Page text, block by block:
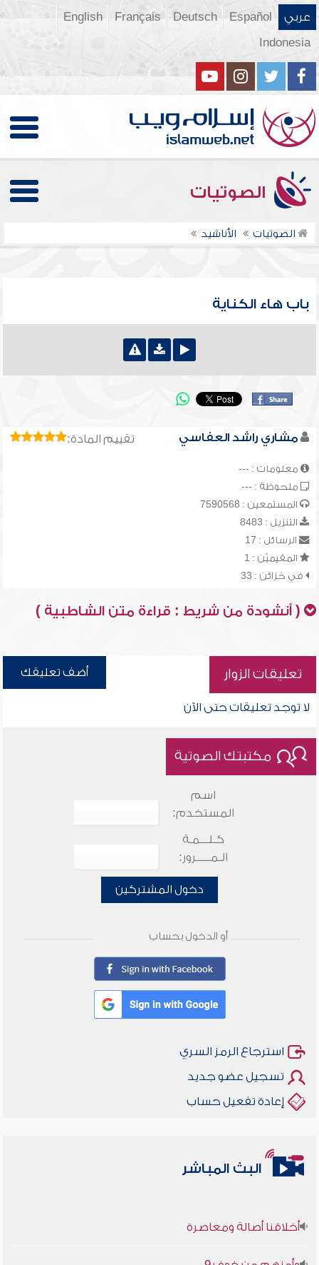
عربي Español
Deutsch
Français
English
Indonesia
الصوتيات
الصوتيات الأناشيد
باب هاء الكناية
تقييم المادة: مشاري راشد العفاسي
معلومات : ---
ملحوظة : ---
المستمعين : 7590568
التنزيل : 8483
الرسائل : 17
المقيميّن : 1
في خزائن : 33
( أنشودة من شريط : قراءة متن الشاطبية )
تعليقات الزوار أضف تعليقك
لا توجد تعليقات حتى الآن
مكتبتك الصوتية
اسم
المستخدم:
كـلـــمـة
الـمـــــرور:
دخول المشتركين
أو الدخول بحساب
استرجاع الرمز السري
تسجيل عضو جديد
إعادة تفعيل حساب
البث المباشر
أخلاقنا أصالة ومعاصرة
وأمنهم من خوف 9